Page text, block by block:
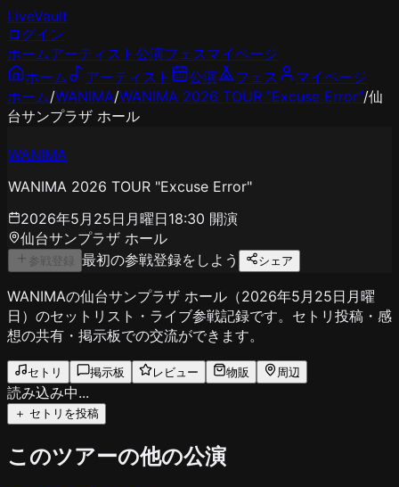
LiveVault
ログイン
ホームアーティスト 公演フェスマイページ
ホーム
アーティスト 公演 フェス
マイページ
ホーム/WANIMA/WANIMA 2026 TOUR "Excuse Error"/仙
台サンプラザ ホール
WANIMA
WANIMA 2026 TOUR "Excuse Error"
2026年5月25日月曜日18:30 開演
仙台サンプラザ ホール
参戦登録 最初の参戦登録をしよう シェア
WANIMAの仙台サンプラザ ホール（2026年5月25日月曜
日）のセットリスト・ライブ参戦記録です。セトリ投稿・感
想の共有・掲示板での交流ができます。
セトリ 掲示板 レビュー 物販 周辺
読み込み中...
＋ セトリを投稿
このツアーの他の公演